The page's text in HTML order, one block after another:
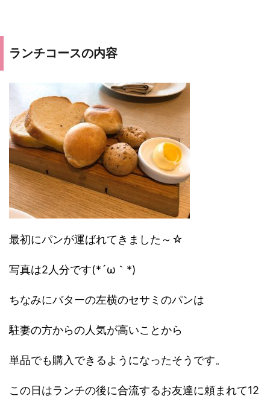
ランチコースの内容
最初にパンが運ばれてきました～☆
写真は2人分です(*´ω｀*)
ちなみにバターの左横のセサミのパンは
駐妻の方からの人気が高いことから
単品でも購入できるようになったそうです。
この日はランチの後に合流するお友達に頼まれて12